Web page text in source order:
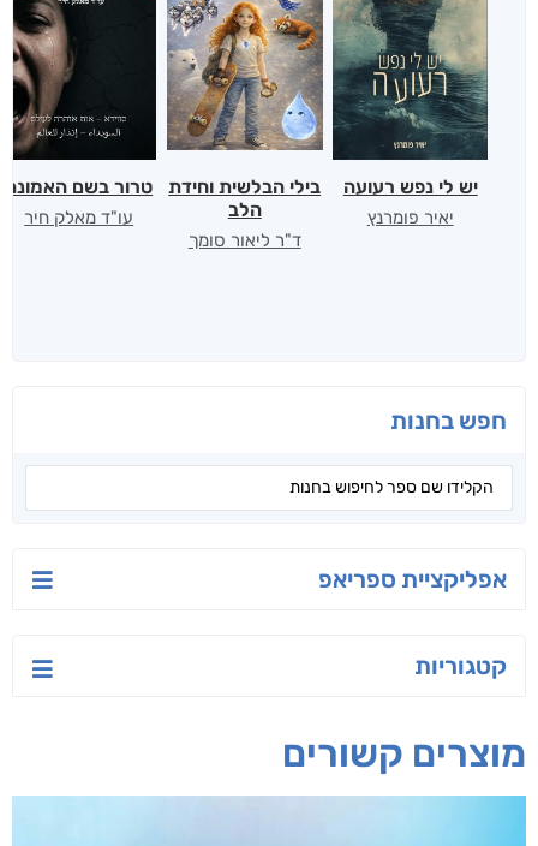
חפש בחנות
אפליקציית ספריאפ
קטגוריות
יש לי נפש רעועה
יאיר פומרנץ
בילי הבלשית וחידת
הלב
ד"ר ליאור סומך
טרור בשם האמונה
עו"ד מאלק חיר
מוצרים קשורים